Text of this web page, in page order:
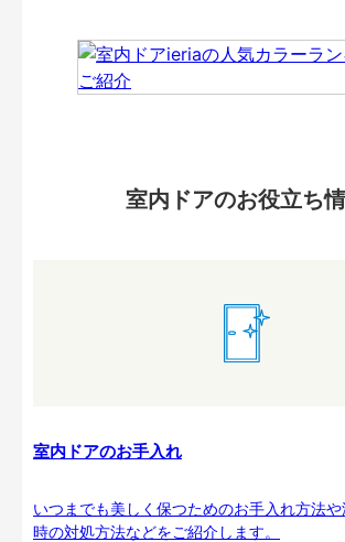
室内ドアのお役立ち
室内ドアのお手入れ
いつまでも美しく保つためのお手入れ方法
時の対処方法などをご紹介します。